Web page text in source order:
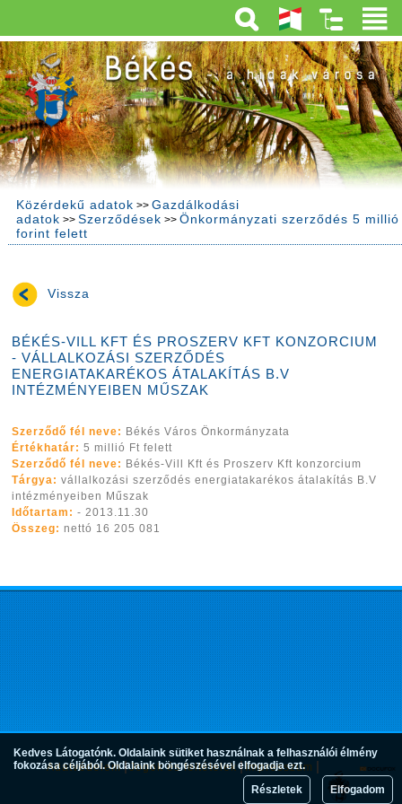
Közérdekű adatok >> Gazdálkodási
adatok >> Szerződések >> Önkormányzati szerződés 5 millió
forint felett
Vissza
BÉKÉS-VILL KFT ÉS PROSZERV KFT KONZORCIUM
- VÁLLALKOZÁSI SZERZŐDÉS
ENERGIATAKARÉKOS ÁTALAKÍTÁS B.V
INTÉZMÉNYEIBEN MŰSZAK
Szerződő fél neve: Békés Város Önkormányzata
Értékhatár: 5 millió Ft felett
Szerződő fél neve: Békés-Vill Kft és Proszerv Kft konzorcium
Tárgya: vállalkozási szerződés energiatakarékos átalakítás B.V
intézményeiben Műszak
Időtartam: - 2013.11.30
Összeg: nettó 16 205 081
Impresszum
Jogok és feltételek
Adatvédelem
Kedves Látogatónk. Oldalaink sütiket használnak a felhasználói élmény
fokozása céljából. Oldalaink böngészésével elfogadja ezt.
Részletek
Elfogadom